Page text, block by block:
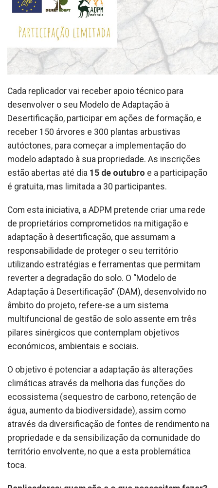
Cada replicador vai receber apoio técnico para
desenvolver o seu Modelo de Adaptação à
Desertificação, participar em ações de formação, e
receber 150 árvores e 300 plantas arbustivas
autóctones, para começar a implementação do
modelo adaptado à sua propriedade. As inscrições
estão abertas até dia 15 de outubro e a participação
é gratuita, mas limitada a 30 participantes.
Com esta iniciativa, a ADPM pretende criar uma rede
de proprietários comprometidos na mitigação e
adaptação à desertificação, que assumam a
responsabilidade de proteger o seu território
utilizando estratégias e ferramentas que permitam
reverter a degradação do solo. O “Modelo de
Adaptação à Desertificação” (DAM), desenvolvido no
âmbito do projeto, refere-se a um sistema
multifuncional de gestão de solo assente em três
pilares sinérgicos que contemplam objetivos
económicos, ambientais e sociais.
O objetivo é potenciar a adaptação às alterações
climáticas através da melhoria das funções do
ecossistema (sequestro de carbono, retenção de
água, aumento da biodiversidade), assim como
através da diversificação de fontes de rendimento na
propriedade e da sensibilização da comunidade do
território envolvente, no que a esta problemática
toca.